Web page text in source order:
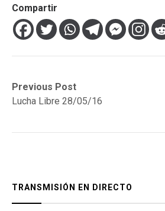
Compartir
Navegación
de
Previous Post
Previous
post:Lucha Libre 28/05/16
Next
post:
TRANSMISIÓN EN DIRECTO